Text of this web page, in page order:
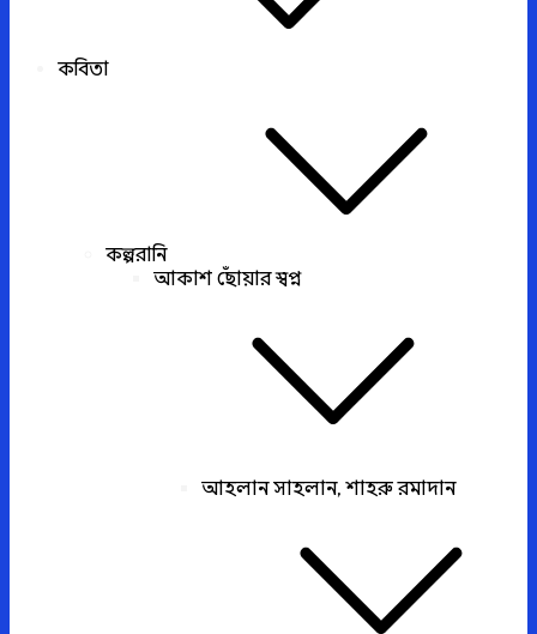
কবিতা
কল্পরানি
আকাশ ছোঁয়ার স্বপ্ন
আহলান সাহলান, শাহরু রমাদান